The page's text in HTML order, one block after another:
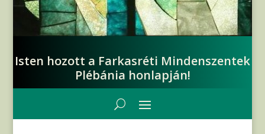
Isten hozott a Farkasréti Mindenszentek
Plébánia honlapján!